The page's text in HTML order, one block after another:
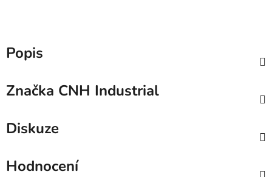
Popis
Značka CNH Industrial
Diskuze
Hodnocení